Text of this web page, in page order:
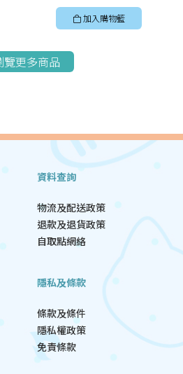
加入購物籃
覽更多商品
資料查詢
物流及配送政策
退款及退貨政策
自取點網絡
隱私及條款
條款及條件
隱私權政策
免責條款